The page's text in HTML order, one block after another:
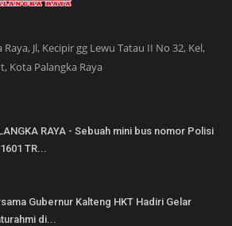
Jl, Kecipir gg Lewu Tatau II No 32, Kel,
Kota Palangka Raya
RAYA - Sebuah mini bus nomor Polisi
TR...
Gubernur Kalteng HKT Hadiri Gelar
di...